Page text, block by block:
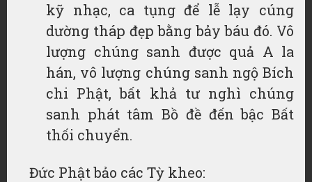
kỹ nhạc, ca tụng để lễ lạy cúng
dường tháp đẹp bằng bảy báu đó. Vô
lượng chúng sanh được quả A la
hán, vô lượng chúng sanh ngộ Bích
chi Phật, bất khả tư nghì chúng
sanh phát tâm Bồ đề đến bậc Bất
thối chuyển.
Đức Phật bảo các Tỳ kheo: